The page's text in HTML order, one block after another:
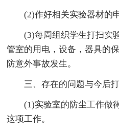
(2)作好相关实验器材的
(3)每周组织学生打扫实
管室的用电，设备，器具的
防意外事故发生。
三、存在的问题与今后
(1)实验室的防尘工作做
这项工作。